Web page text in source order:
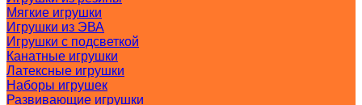
Мягкие игрушки
Игрушки из ЭВА
Игрушки с подсветкой
Канатные игрушки
Латексные игрушки
Наборы игрушек
Развивающие игрушки